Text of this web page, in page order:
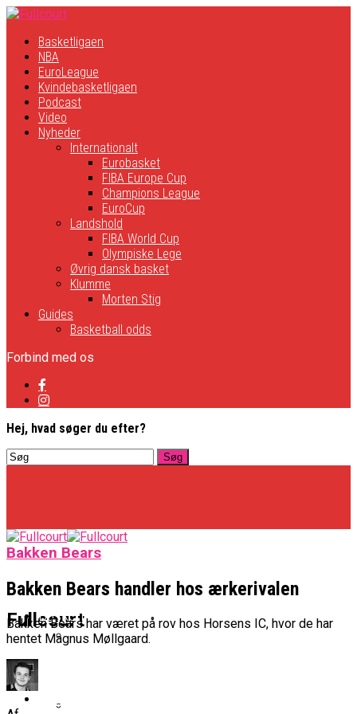
Basketligaen
NBA
EuroLeague
Kvindebasketligaen
Podcast
Video
Nyheder
Internationalt
Eurobasket
FIBA Europe Cup
Champions League
EuroCup
Landshold
FIBA World Cup
Olympiske Lege
Øvrig dansk basket
Klumme
Morten Stig
Guides
Basketball odds
Forbind med os
Hej, hvad søger du efter?
Fullcourt
Basketligaen
NBA
Bakken Bears
Bakken Bears handler hos ærkerivalen
Bakken Bears har været på rov hos Horsens IC, hvor de har
hentet Magnus Møllgaard.